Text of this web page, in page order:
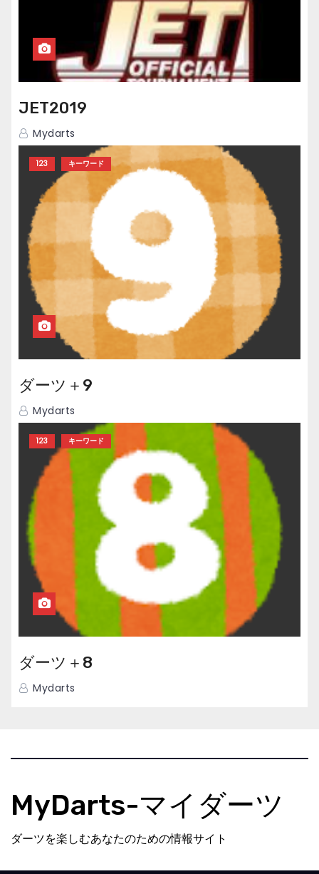
JET2019
Mydarts
123 キーワード
ダーツ＋9
Mydarts
123 キーワード
ダーツ＋8
Mydarts
MyDarts-マイダーツ
ダーツを楽しむあなたのための情報サイト